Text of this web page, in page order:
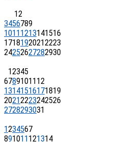
12
3456789
1011 1213141516
17181920212223
24252627282930
12345
67891011 12
13141516171819
20212223242526
2728293031
1234567
891011 121314